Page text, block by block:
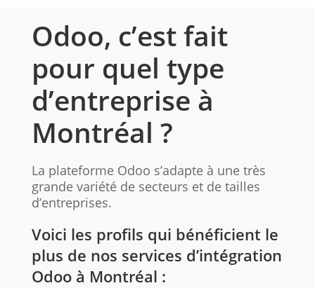
Odoo, c’est fait
pour quel type
d’entreprise à
Montréal ?
La plateforme Odoo s’adapte à une très
grande variété de secteurs et de tailles
d’entreprises.
Voici les profils qui bénéficient le
plus de nos services d’intégration
Odoo à Montréal :